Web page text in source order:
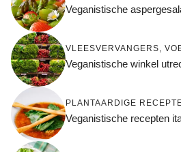
Veganistische
VLEESVERVANGERS,
Veganistische winkel
PLANTAARDIGE
Veganistische recepten